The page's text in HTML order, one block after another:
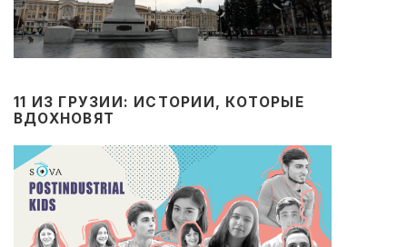
11 ИЗ ГРУЗИИ: ИСТОРИИ, КОТОРЫЕ
ВДОХНОВЯТ